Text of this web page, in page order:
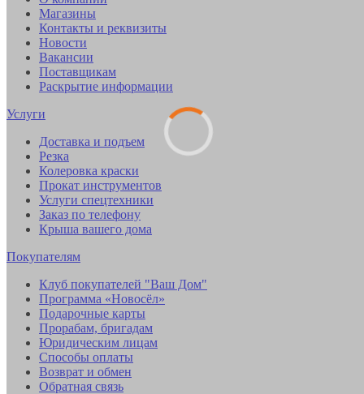
Магазины
Контакты и реквизиты
Новости
Вакансии
Поставщикам
Раскрытие информации
Услуги
Доставка и подъем
Резка
Колеровка краски
Прокат инструментов
Услуги спецтехники
Заказ по телефону
Крыша вашего дома
Покупателям
Клуб покупателей "Ваш Дом"
Программа «Новосёл»
Подарочные карты
Прорабам, бригадам
Юридическим лицам
Способы оплаты
Возврат и обмен
Обратная связь